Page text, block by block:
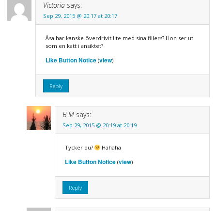
Victoria says:
Sep 29, 2015 @ 20:17 at 20:17
Åsa har kanske överdrivit lite med sina fillers? Hon ser ut
som en katt i ansiktet?
Like Button Notice(view)
Reply
B-M says:
Sep 29, 2015 @ 20:19 at 20:19
Tycker du? Hahaha
Like Button Notice(view)
Reply